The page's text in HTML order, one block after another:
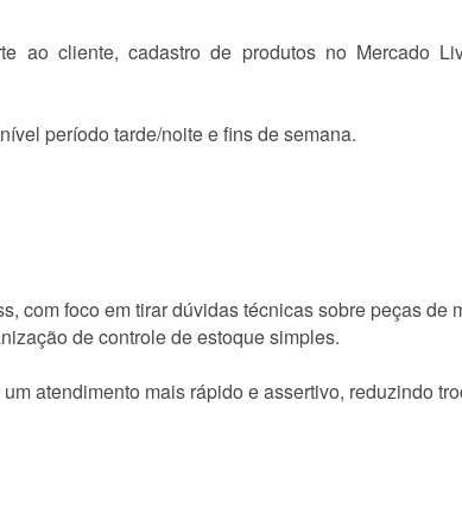
ao cliente, cadastro de produtos no Mercado
período tarde/noite e fins de semana.
com foco em tirar dúvidas técnicas sobre peças de
de controle de estoque simples.
atendimento mais rápido e assertivo, reduzindo